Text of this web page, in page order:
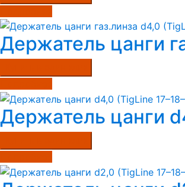
Держатель цанги
Держатель цанги